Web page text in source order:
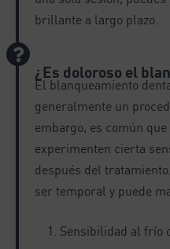
brillante a largo plazo.
¿Es doloroso el
El blanqueamiento
generalmente un
embargo, es común
experimenten cierta
después del
ser temporal y puede
Sensibilidad al frío